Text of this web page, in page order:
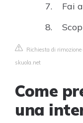
Fai
Richiesta di rimozione
skuola.net
Come
una